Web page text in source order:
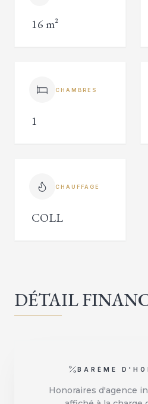
16 m²
CHAMBRES
1
CHAUFFAGE
COLL
DÉTAIL
BARÈME
Honoraires d'agence